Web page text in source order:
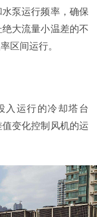
泵运行频率，确保
大流量小温差的不
区间运行。
入运行的冷却塔台
变化控制风机的运